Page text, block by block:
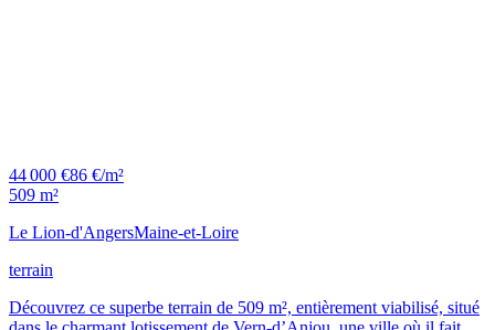
44 000 €86 €/m²
509 m²
Le Lion-d'AngersMaine-et-Loire
terrain
Découvrez ce superbe terrain de 509 m², entièrement viabilisé, situé